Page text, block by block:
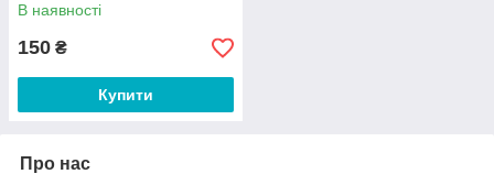
В наявності
150 ₴
Купити
Про нас